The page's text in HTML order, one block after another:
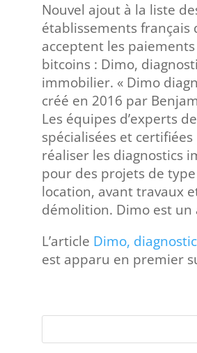
Nouvel ajout à la liste
établissements français
acceptent les paiements
bitcoins : Dimo,
immobilier. « Dimo
créé en 2016 par
Les équipes d’experts
spécialisées et
réaliser les diagnostics
pour des projets de
location, avant travaux
démolition. Dimo est
L’article Dimo,
est apparu en premier